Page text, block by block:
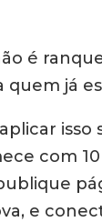
é
quem já
isso
com
e